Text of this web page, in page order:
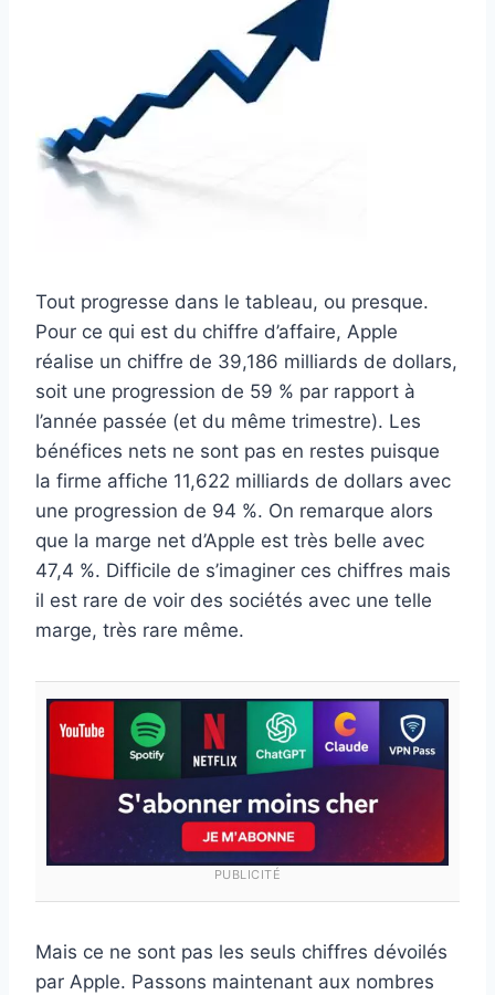
Tout progresse dans le tableau, ou presque.
Pour ce qui est du chiffre d’affaire, Apple
réalise un chiffre de 39,186 milliards de dollars,
soit une progression de 59 % par rapport à
l’année passée (et du même trimestre). Les
bénéfices nets ne sont pas en restes puisque
la firme affiche 11,622 milliards de dollars avec
une progression de 94 %. On remarque alors
que la marge net d’Apple est très belle avec
47,4 %. Difficile de s’imaginer ces chiffres mais
il est rare de voir des sociétés avec une telle
marge, très rare même.
PUBLICITÉ
Mais ce ne sont pas les seuls chiffres dévoilés
par Apple. Passons maintenant aux nombres